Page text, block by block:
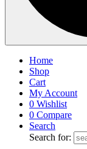
Home
Shop
Cart
My Account
0 Wishlist
0 Compare
Search
Search for: